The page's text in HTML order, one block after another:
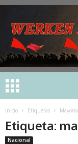
Inicio Etiquetas
Etiqueta:
Nacional